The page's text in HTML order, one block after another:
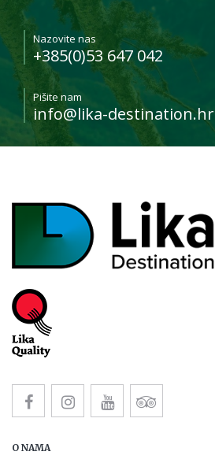
Nazovite nas
+385(0)53 647 042
Pišite nam
info@lika-destination.hr
O NAMA